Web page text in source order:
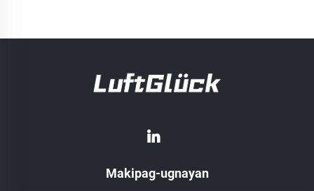
Makipag-ugnayan